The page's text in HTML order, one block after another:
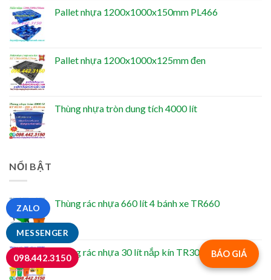
Pallet nhựa 1200x1000x150mm PL466
Pallet nhựa 1200x1000x125mm đen
Thùng nhựa tròn dung tích 4000 lít
NỔI BẬT
Thùng rác nhựa 660 lít 4 bánh xe TR660
Thùng rác nhựa 30 lít nắp kín TR30 BÁO GIÁ
MESSENGER
ZALO
098.442.3150